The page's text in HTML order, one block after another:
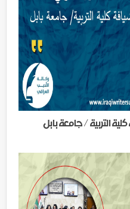
التربية / جامعة بابل